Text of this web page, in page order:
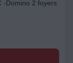
-Domino 2 foyers